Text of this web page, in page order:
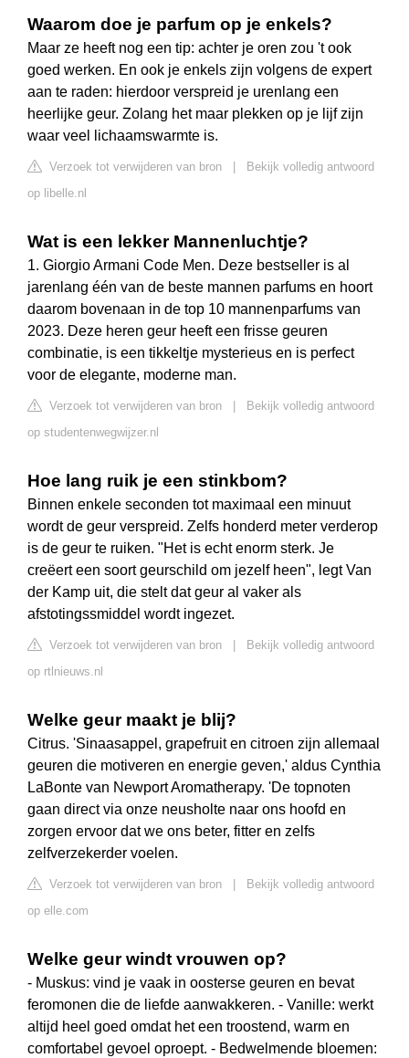
Waarom doe je parfum op je enkels?
Maar ze heeft nog een tip: achter je oren zou 't ook
goed werken. En ook je enkels zijn volgens de expert
aan te raden: hierdoor verspreid je urenlang een
heerlijke geur. Zolang het maar plekken op je lijf zijn
waar veel lichaamswarmte is.
Verzoek tot verwijderen van bron
Bekijk volledig antwoord
op libelle.nl
Wat is een lekker Mannenluchtje?
1. Giorgio Armani Code Men. Deze bestseller is al
jarenlang één van de beste mannen parfums en hoort
daarom bovenaan in de top 10 mannenparfums van
2023. Deze heren geur heeft een frisse geuren
combinatie, is een tikkeltje mysterieus en is perfect
voor de elegante, moderne man.
Verzoek tot verwijderen van bron
Bekijk volledig antwoord
op studentenwegwijzer.nl
Hoe lang ruik je een stinkbom?
Binnen enkele seconden tot maximaal een minuut
wordt de geur verspreid. Zelfs honderd meter verderop
is de geur te ruiken. "Het is echt enorm sterk. Je
creëert een soort geurschild om jezelf heen", legt Van
der Kamp uit, die stelt dat geur al vaker als
afstotingssmiddel wordt ingezet.
Verzoek tot verwijderen van bron
Bekijk volledig antwoord
op rtlnieuws.nl
Welke geur maakt je blij?
Citrus. 'Sinaasappel, grapefruit en citroen zijn allemaal
geuren die motiveren en energie geven,' aldus Cynthia
LaBonte van Newport Aromatherapy. 'De topnoten
gaan direct via onze neusholte naar ons hoofd en
zorgen ervoor dat we ons beter, fitter en zelfs
zelfverzekerder voelen.
Verzoek tot verwijderen van bron
Bekijk volledig antwoord
op elle.com
Welke geur windt vrouwen op?
- Muskus: vind je vaak in oosterse geuren en bevat
feromonen die de liefde aanwakkeren. - Vanille: werkt
altijd heel goed omdat het een troostend, warm en
comfortabel gevoel oproept. - Bedwelmende bloemen: